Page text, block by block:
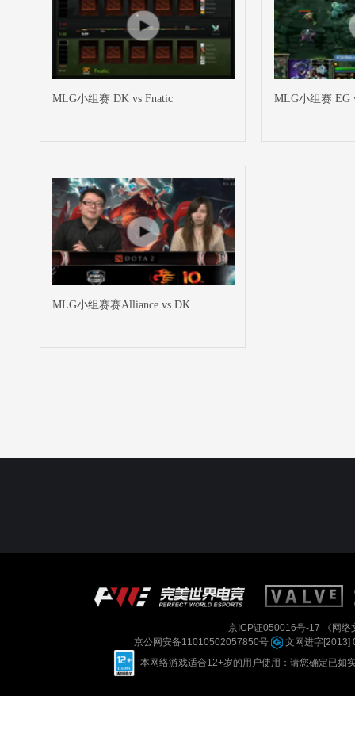
MLG小组赛 DK vs Fnatic MLG小组赛 EG
MLG小组赛赛Alliance vs DK
京ICP证050016号-17
《网
京公网安备11010502057850号
文网进字[2013]
本网络游戏适合12+岁的用户使用：请您确定已如